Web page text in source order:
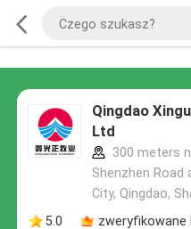
Qingdao
Ltd
300 meters
Shenzhen Road
City, Qingdao,
5.0
zweryfikowane